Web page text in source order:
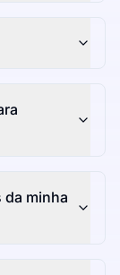
da minha